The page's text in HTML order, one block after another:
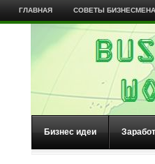
ГЛАВНАЯ СОВЕТЫ
Бизнес идеи